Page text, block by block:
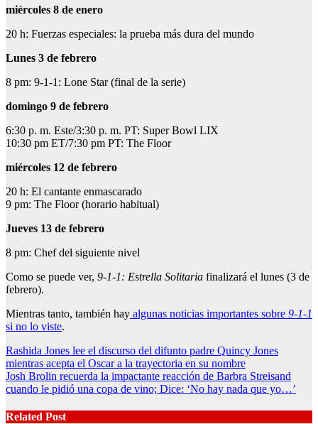
miércoles 8 de enero
20 h: Fuerzas especiales: la prueba más dura del mundo
Lunes 3 de febrero
8 pm: 9-1-1: Lone Star (final de la serie)
domingo 9 de febrero
6:30 p. m. Este/3:30 p. m. PT: Super Bowl LIX
10:30 pm ET/7:30 pm PT: The Floor
miércoles 12 de febrero
20 h: El cantante enmascarado
9 pm: The Floor (horario habitual)
Jueves 13 de febrero
8 pm: Chef del siguiente nivel
Como se puede ver, 9-1-1: Estrella Solitaria finalizará el lunes (3 de
febrero).
Mientras tanto, también hay algunas noticias importantes sobre 9-1-1
si no lo viste.
Post
navigation
Rashida Jones lee el discurso del difunto padre Quincy Jones
mientras acepta el Oscar a la trayectoria en su nombre
Josh Brolin recuerda la impactante reacción de Barbra Streisand
cuando le pidió una copa de vino; Dice: ‘No hay nada que yo…’
Related Post